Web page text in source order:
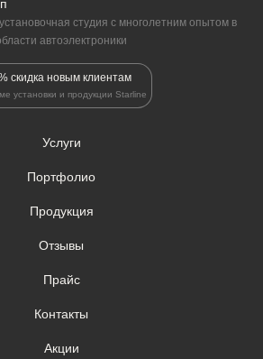
студия c многолетним опытом в
автоэлектроники
скидка новым клиентам
установки и продукции Starline
Услуги
Портфолио
Продукция
Отзывы
Прайс
Контакты
Акции